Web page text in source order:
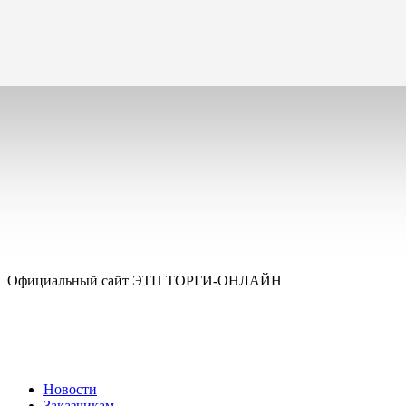
Официальный сайт ЭТП ТОРГИ-ОНЛАЙН
Новости